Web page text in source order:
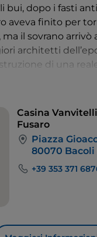
bui, dopo i fasti
aveva finito per
il sovrano arrivò
architetti
di una
fama, la si chiama
un ponticello di
in un
di terra all’altra
con i suoi
Casina
Fusaro
Piazza
80070 Bacoli
+39 353 371